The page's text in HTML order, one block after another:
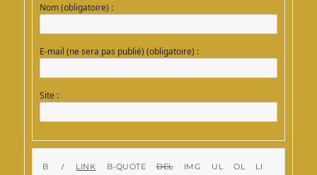
Nom (obligatoire) :
E-mail (ne sera pas publié) (obligatoire) :
Site :